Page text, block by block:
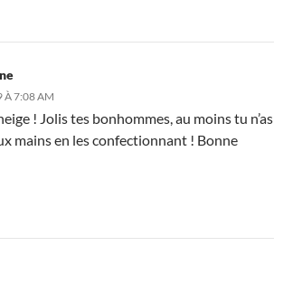
À 7:08 AM
! Jolis tes bonhommes, au moins tu n’as
mains en les confectionnant ! Bonne